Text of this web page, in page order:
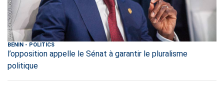
BENIN - POLITICS
l’opposition appelle le Sénat à garantir le pluralisme
politique